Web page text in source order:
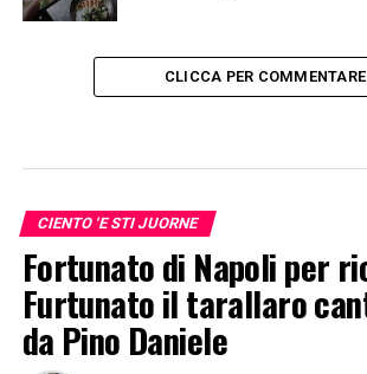
CLICCA PER COMMENTARE
CIENTO 'E STI JUORNE
Fortunato di Napoli per
Furtunato il tarallaro
da Pino Daniele